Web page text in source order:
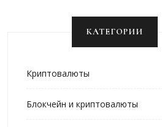
КАТЕГОРИИ
Криптовалюты
Блокчейн и криптовалюты